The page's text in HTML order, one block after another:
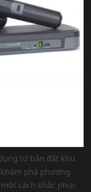
từ bán đất khu
phá phương
cách khắc phục